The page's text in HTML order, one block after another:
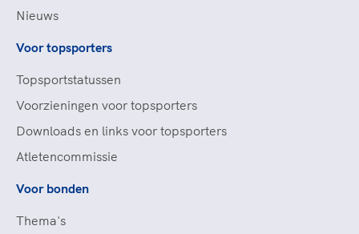
Nieuws
Voor topsporters
Topsportstatussen
Voorzieningen voor topsporters
Downloads en links voor topsporters
Atletencommissie
Voor bonden
Thema's